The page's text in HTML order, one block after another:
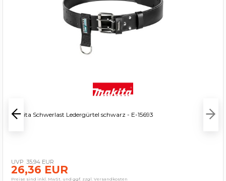
Makita Schwerlast Ledergürtel schwarz - E-15693
35,94 EUR
26,36 EUR
Preise sind inkl. MwSt. und ggf. zzgl. Versandkosten